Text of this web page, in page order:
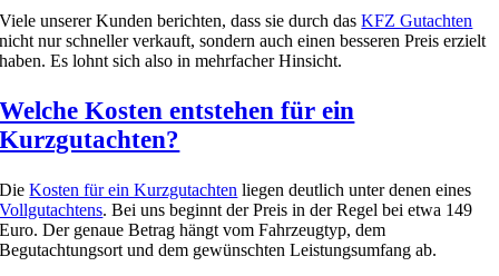
Viele unserer Kunden berichten, dass sie durch dasKFZ Gutachten
nicht nur schneller verkauft, sondern auch einen besseren Preis erzielt
haben. Es lohnt sich also in mehrfacher Hinsicht.
Welche Kosten entstehen für ein
Kurzgutachten?
DieKosten für ein Kurzgutachten liegen deutlich unter denen eines
Vollgutachtens. Bei uns beginnt der Preis in der Regel bei etwa 149
Euro. Der genaue Betrag hängt vom Fahrzeugtyp, dem
Begutachtungsort und dem gewünschten Leistungsumfang ab.